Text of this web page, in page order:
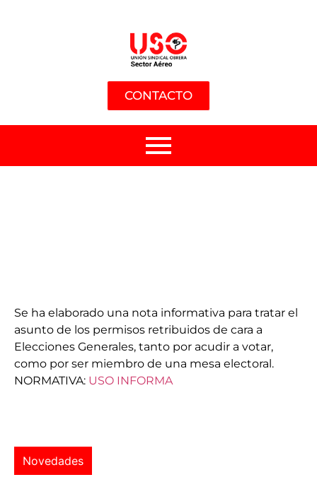
CONTACTO
Se ha elaborado una nota informativa para tratar el
asunto de los permisos retribuidos de cara a
Elecciones Generales, tanto por acudir a votar,
como por ser miembro de una mesa electoral.
NORMATIVA: USO INFORMA
Novedades